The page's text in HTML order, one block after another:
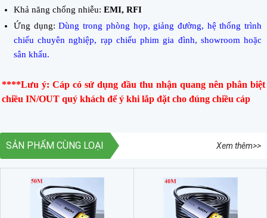
Khả năng chống nhiễu: EMI, RFI
Ứng dụng:Dùng trong phòng họp, giảng đường, hệ thống trình
chiếu chuyên nghiệp, rạp chiếu phim gia đình, showroom hoặc
sân khấu.
****Lưu ý: Cáp có sử dụng đầu thu nhận quang nên phân biệt
chiều IN/OUT quý khách để ý khi lắp đặt cho đúng chiều cáp
Xem thêm>>
SẢN PHẨM CÙNG LOẠI